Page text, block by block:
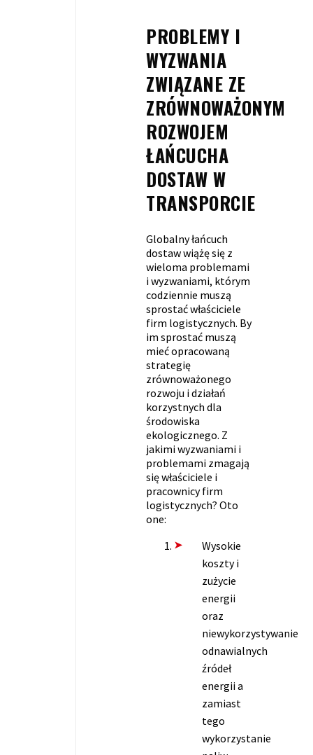
PROBLEMY I
WYZWANIA
ZWIĄZANE ZE
ZRÓWNOWAŻONYM
ROZWOJEM
ŁAŃCUCHA
DOSTAW W
TRANSPORCIE
Globalny łańcuch
dostaw wiążę się z
wieloma problemami
i wyzwaniami, którym
codziennie muszą
sprostać właściciele
firm logistycznych. By
im sprostać muszą
mieć opracowaną
strategię
zrównoważonego
rozwoju i działań
korzystnych dla
środowiska
ekologicznego. Z
jakimi wyzwaniami i
problemami zmagają
się właściciele i
pracownicy firm
logistycznych? Oto
one:
Wysokie
koszty i
zużycie
energii
oraz
niewykorzystywanie
odnawialnych
źródeł
energii a
zamiast
tego
wykorzystanie